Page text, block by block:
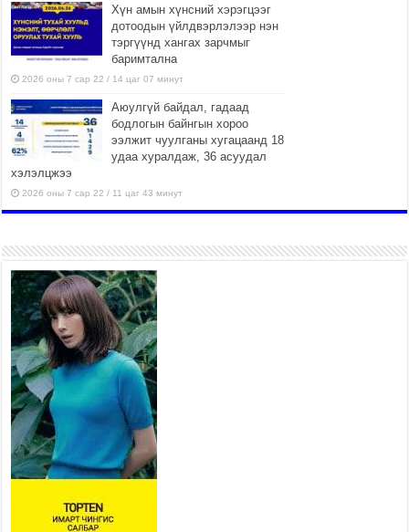
Хүн амын хүнсний хэрэгцээг
дотоодын үйлдвэрлэлээр нэн
тэргүүнд хангах зарчмыг
баримтална
2026 оны 7 сар 22 / 14 цаг 07 минут
Аюулгүй байдал, гадаад
бодлогын байнгын хороо
ээлжит чуулганы хугацаанд 18
удаа хуралдаж, 36 асуудал
хэлэлцжээ
2026 оны 7 сар 22 / 11 цаг 43 минут
боломжтой-Хүүхэд хөгжүүлэх
төв” байгуулах төсөлд төр,
хувийн хэвшлийн түншлэлийн хүрээнд хамтран
ажиллахыг урьж байна
2026 оны 7 сар 22 / 9 цаг 28 минут
Б.Пүрэвдагва: “Урт цагаан”-ыг
залуучууд чөлөөт цагаа
өнгөрүүлдэг, жуулчид зорьж
ирдэг цэг болгоно
2026 оны 7 сар 21 / 16 цаг 47 минут
Тусгай замын автобус /BRT/ төслийн удирдах
хорооны ээлжит хуралдаан боллоо
Ерөнхий сайд Н.Учрал БНХАУ-аас Монгол Улсад